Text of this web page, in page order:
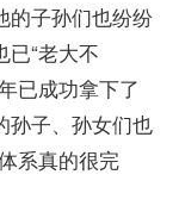
子孙们也纷纷
“老大不
已成功拿下了
孙子、孙女们也
系真的很完